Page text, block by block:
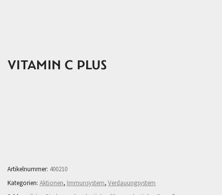
VITAMIN C PLUS
Artikelnummer: 400210
Kategorien: Aktionen, Immunsystem, Verdauungsystem